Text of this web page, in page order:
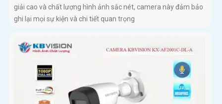
giải cao và chất lượng hình ảnh sắc nét, camera này đảm bảo
ghi lại mọi sự kiện và chi tiết quan trọng